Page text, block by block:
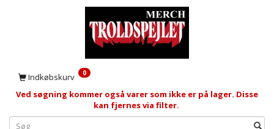
Indkøbskurv 0
Ved søgning kommer også varer som ikke er på lager. Disse
kan fjernes via filter.